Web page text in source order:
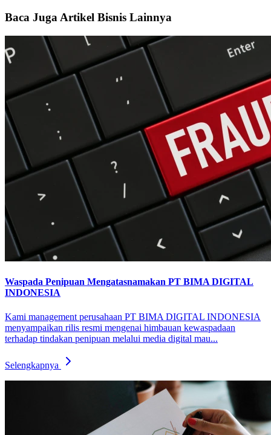
Baca Juga Artikel Bisnis Lainnya
Waspada Penipuan Mengatasnamakan PT BIMA DIGITAL
INDONESIA
Kami management perusahaan PT BIMA DIGITAL INDONESIA
menyampaikan rilis resmi mengenai himbauan kewaspadaan
terhadap tindakan penipuan melalui media digital mau...
Selengkapnya